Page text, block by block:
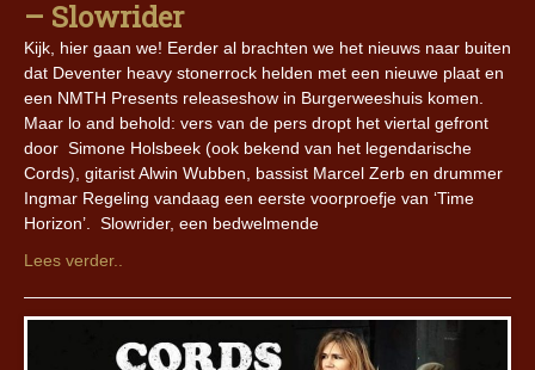
– Slowrider
Kijk, hier gaan we! Eerder al brachten we het nieuws naar buiten
dat Deventer heavy stonerrock helden met een nieuwe plaat en
een NMTH Presents releaseshow in Burgerweeshuis komen.
Maar lo and behold: vers van de pers dropt het viertal gefront
door Simone Holsbeek (ook bekend van het legendarische
Cords), gitarist Alwin Wubben, bassist Marcel Zerb en drummer
Ingmar Regeling vandaag een eerste voorproefje van ‘Time
Horizon’. Slowrider, een bedwelmende
Lees verder..